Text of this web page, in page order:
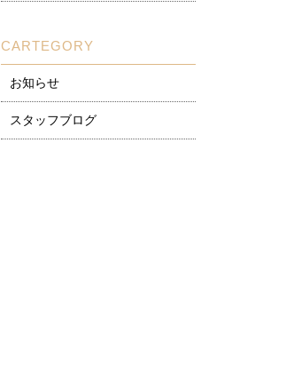
CARTEGORY
お知らせ
スタッフブログ